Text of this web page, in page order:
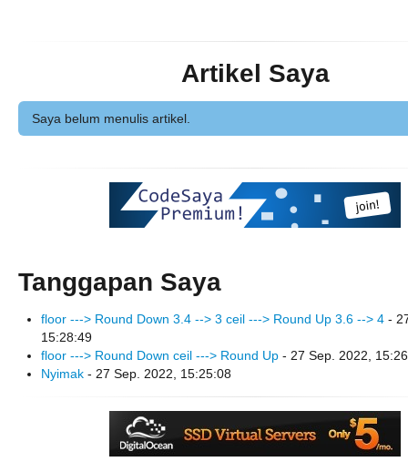
Artikel Saya
Saya belum menulis artikel.
Tanggapan Saya
floor ---> Round Down 3.4 --> 3 ceil ---> Round Up 3.6 --> 4 -
15:28:49
floor ---> Round Down ceil ---> Round Up - 27 Sep. 2022,
Nyimak - 27 Sep. 2022, 15:25:08